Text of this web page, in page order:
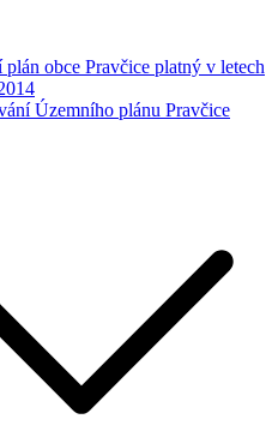
plán obce Pravčice platný v letech
Územního plánu Pravčice